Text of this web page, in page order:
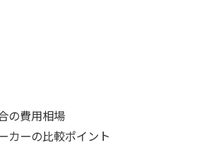
の費用相場
カーの比較ポイント